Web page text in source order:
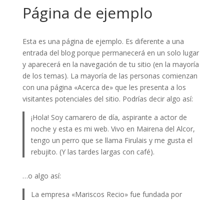
Página de ejemplo
Esta es una página de ejemplo. Es diferente a una
entrada del blog porque permanecerá en un solo lugar
y aparecerá en la navegación de tu sitio (en la mayoría
de los temas). La mayoría de las personas comienzan
con una página «Acerca de» que les presenta a los
visitantes potenciales del sitio. Podrías decir algo así:
¡Hola! Soy camarero de día, aspirante a actor de
noche y esta es mi web. Vivo en Mairena del Alcor,
tengo un perro que se llama Firulais y me gusta el
rebujito. (Y las tardes largas con café).
…o algo así:
La empresa «Mariscos Recio» fue fundada por